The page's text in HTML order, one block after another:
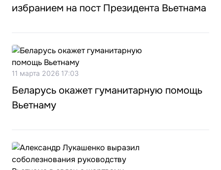
избранием на пост Президента Вьетнама
11 марта 2026 17:03
Беларусь окажет гуманитарную помощь
Вьетнаму